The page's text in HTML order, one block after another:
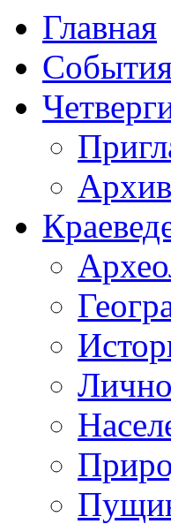
Главная